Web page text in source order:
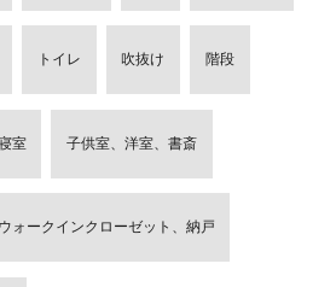
トイレ 吹抜け 階段
室 子供室、洋室、書斎
ウォークインクローゼット、納戸